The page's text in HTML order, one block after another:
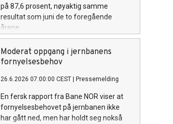
på 87,6 prosent, nøyaktig samme
resultat som juni de to foregående
årene.
Moderat oppgang i jernbanens
fornyelsesbehov
26.6.2026 07:00:00 CEST Pressemelding
En fersk rapport fra Bane NOR viser at
fornyelsesbehovet på jernbanen ikke
har gått ned, men har holdt seg nokså